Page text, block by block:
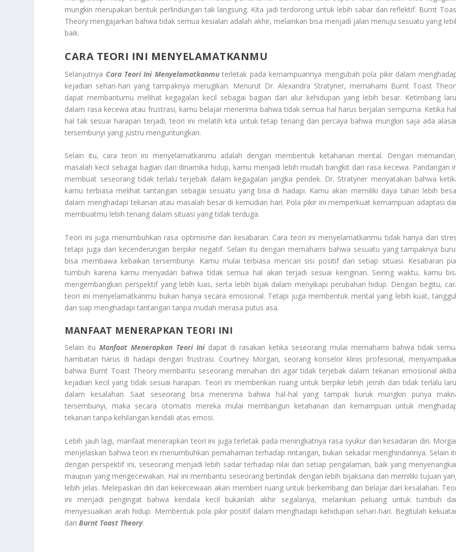
mungkin merupakan bentuk perlindungan tak langsung. Kita jadi terdorong untuk lebih sabar dan reflektif. Burnt
Theory mengajarkan bahwa tidak semua kesialan adalah akhir, melainkan bisa menjadi jalan menuju sesuatu yang
baik.
CARA TEORI INI MENYELAMATKANMU
Selanjutnya Cara Teori Ini Menyelamatkanmuterletak pada kemampuannya mengubah pola pikir dalam
kejadian sehari-hari yang tampaknya merugikan. Menurut Dr. Alexandra Stratyner, memahami Burnt Toast
dapat membantumu melihat kegagalan kecil sebagai bagian dari alur kehidupan yang lebih besar. Ketimbang
dalam rasa kecewa atau frustrasi, kamu belajar menerima bahwa tidak semua hal harus berjalan sempurna. Ketika
hal tak sesuai harapan terjadi, teori ini melatih kita untuk tetap tenang dan percaya bahwa mungkin saja ada
tersembunyi yang justru menguntungkan.
Selain itu, cara teori ini menyelamatkanmu adalah dengan membentuk ketahanan mental. Dengan
masalah kecil sebagai bagian dari dinamika hidup, kamu menjadi lebih mudah bangkit dari rasa kecewa. Pandangan
membuat seseorang tidak terlalu terjebak dalam kegagalan jangka pendek. Dr. Stratyner menyatakan bahwa
kamu terbiasa melihat tantangan sebagai sesuatu yang bisa di hadapi. Kamu akan memiliki daya tahan lebih
dalam menghadapi tekanan atau masalah besar di kemudian hari. Pola pikir ini memperkuat kemampuan adaptasi
membuatmu lebih tenang dalam situasi yang tidak terduga.
Teori ini juga menumbuhkan rasa optimisme dan kesabaran. Cara teori ini menyelamatkanmu tidak hanya dari
tetapi juga dari kecenderungan berpikir negatif. Selain itu dengan memahami bahwa sesuatu yang tampaknya
bisa membawa kebaikan tersembunyi. Kamu mulai terbiasa mencari sisi positif dari setiap situasi. Kesabaran
tumbuh karena kamu menyadari bahwa tidak semua hal akan terjadi sesuai keinginan. Seiring waktu, kamu
mengembangkan perspektif yang lebih luas, serta lebih bijak dalam menyikapi perubahan hidup. Dengan begitu,
teori ini menyelamatkanmu bukan hanya secara emosional. Tetapi juga membentuk mental yang lebih kuat,
dan siap menghadapi tantangan tanpa mudah merasa putus asa.
MANFAAT MENERAPKAN TEORI INI
Selain itu Manfaat Menerapkan Teori Inidapat di rasakan ketika seseorang mulai memahami bahwa tidak
hambatan harus di hadapi dengan frustrasi. Courtney Morgan, seorang konselor klinis profesional,
bahwa Burnt Toast Theory membantu seseorang menahan diri agar tidak terjebak dalam tekanan emosional
kejadian kecil yang tidak sesuai harapan. Teori ini memberikan ruang untuk berpikir lebih jernih dan tidak terlalu
dalam kesalahan. Saat seseorang bisa menerima bahwa hal-hal yang tampak buruk mungkin punya
tersembunyi, maka secara otomatis mereka mulai membangun ketahanan dan kemampuan untuk
tekanan tanpa kehilangan kendali atas emosi.
Lebih jauh lagi, manfaat menerapkan teori ini juga terletak pada meningkatnya rasa syukur dan kesadaran diri.
menjelaskan bahwa teori ini menumbuhkan pemahaman terhadap rintangan, bukan sekadar menghindarinya. Selain
dengan perspektif ini, seseorang menjadi lebih sadar terhadap nilai dari setiap pengalaman, baik yang
maupun yang mengecewakan. Hal ini membantu seseorang bertindak dengan lebih bijaksana dan memiliki tujuan
lebih jelas. Melepaskan diri dari kekecewaan akan memberi ruang untuk berkembang dan belajar dari kesalahan.
ini menjadi pengingat bahwa kendala kecil bukanlah akhir segalanya, melainkan peluang untuk tumbuh
menyesuaikan arah hidup. Membentuk pola pikir positif dalam menghadapi kehidupan sehari-hari. Begitulah
dariBurnt Toast Theory.